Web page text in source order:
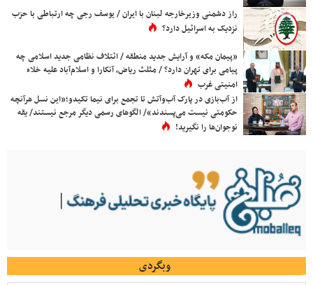
راز دشمنی وزیرخارجه لبنان با ایران / یوسف رجی چه ارتباطی با حزب
نزدیک به اسرائیل دارد؟
«پیمان مکه» و آرایش جدید منطقه / ائتلاف نظامی جدید اسلامی چه
پیامی برای تهران دارد؟ / مثلث ریاض، آنکارا و اسلام‌آباد علیه خلاء
امنیتی غرب
از آب‌بازی در پارک آب‌وآتش تا تجمع برای نیما تکیدو؛«این نسل هرآنچه
حکومتی نیست می‌پسندند»/ الگوهای رسمی دیگر مرجع نیستند/ یقه
نوجوان‌ها را نگیرید!
وبگردی